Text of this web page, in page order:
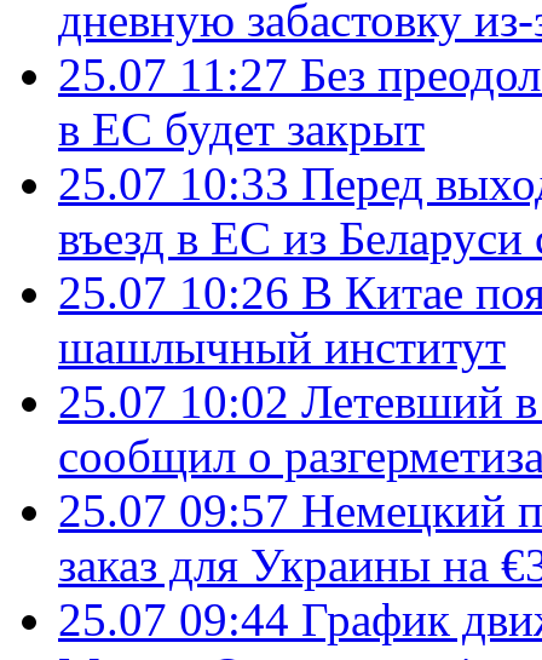
дневную забастовку
25.07 11:27 Без
в ЕС будет закрыт
25.07 10:33 Перед
въезд в ЕС из Беларуси
25.07 10:26 В Китае
шашлычный институт
25.07 10:02 Летевший
сообщил о
25.07 09:57 Немецкий
заказ для Украины на
25.07 09:44 График